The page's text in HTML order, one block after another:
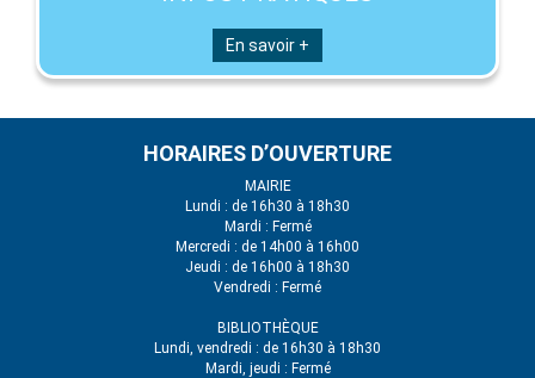
En savoir +
HORAIRES D’OUVERTURE
MAIRIE
Lundi : de 16h30 à 18h30
Mardi : Fermé
Mercredi : de 14h00 à 16h00
Jeudi : de 16h00 à 18h30
Vendredi : Fermé
BIBLIOTHÈQUE
Lundi, vendredi : de 16h30 à 18h30
Mardi, jeudi : Fermé